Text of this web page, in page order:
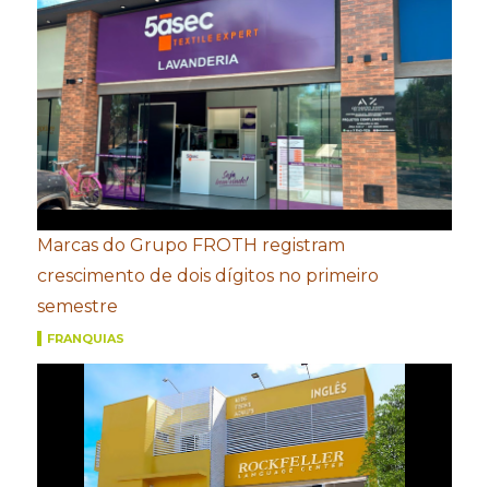
Marcas do Grupo FROTH registram
crescimento de dois dígitos no primeiro
semestre
FRANQUIAS